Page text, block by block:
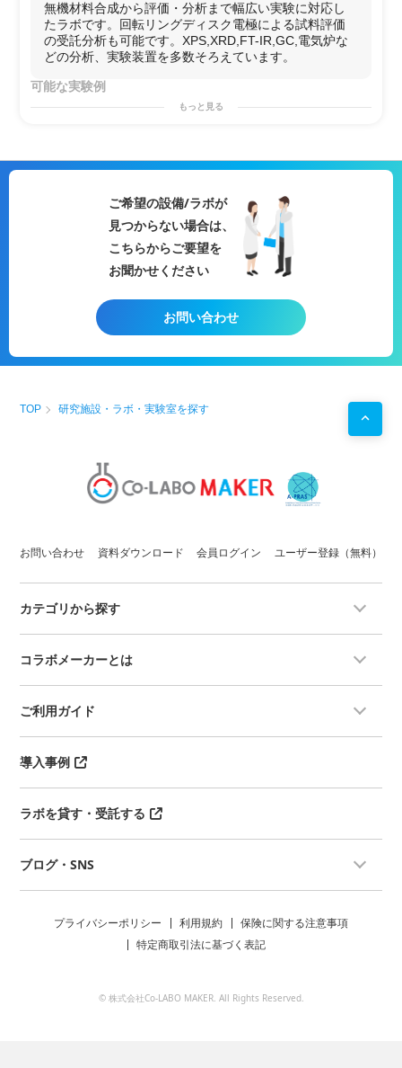
無機材料合成から評価・分析まで幅広い実験に対応し
たラボです。回転リングディスク電極による試料評価
の受託分析も可能です。XPS,XRD,FT-IR,GC,電気炉な
どの分析、実験装置を多数そろえています。
可能な実験例
もっと見る
ご希望の設備/ラボが
見つからない場合は、
こちらからご要望を
お聞かせください
お問い合わせ
TOP 研究施設・ラボ・実験室を探す
お問い合わせ 資料ダウンロード 会員ログイン ユーザー登録（無料）
カテゴリから探す
コラボメーカーとは
ご利用ガイド
導入事例
ラボを貸す・受託する
ブログ・SNS
プライバシーポリシー 利用規約
保険に関する注意事項
特定商取引法に基づく表記
© 株式会社Co-LABO MAKER. All Rights Reserved.